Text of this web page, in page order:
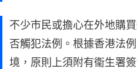
不少市民或擔心在外地購
否觸犯法例。根據香港法
境，原則上須附有衞生署